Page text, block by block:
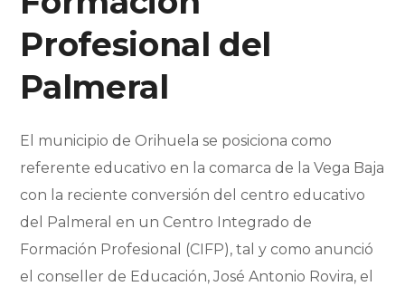
Profesional del
Palmeral
El municipio de Orihuela se posiciona como
referente educativo en la comarca de la Vega Baja
con la reciente conversión del centro educativo
del Palmeral en un Centro Integrado de
Formación Profesional (CIFP), tal y como anunció
el conseller de Educación, José Antonio Rovira, el